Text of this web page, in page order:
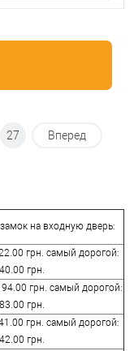
27 Вперед
на входную дверь:
грн. самый дорогой:
грн.
грн. самый дорогой:
грн.
грн. самый дорогой:
грн.